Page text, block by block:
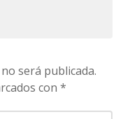
será publicada.
con *